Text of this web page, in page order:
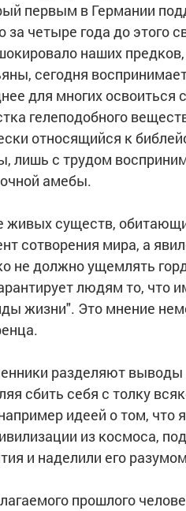
первым в Германии
четыре года до этого
наших
сегодня
для многих освоиться
гелеподобного
относящийся к
лишь с трудом
амебы.
живых существ,
сотворения мира, а
не должно ущемлять
людям то, что
жизни". Это мнение
разделяют
сбить себя с толку
идеей о том, что
из космоса,
и наделили его
прошлого